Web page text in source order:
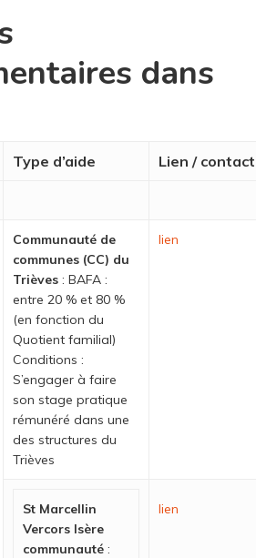
dans
Type d’aide Lien / contact
Communauté de
communes (CC) du
Trièves: BAFA :
entre 20 % et 80 %
(en fonction du
Quotient familial)
Conditions :
S’engager à faire
son stage pratique
rémunéré dans une
des structures du
Trièves
lien
St Marcellin
Vercors Isère
communauté:
lien